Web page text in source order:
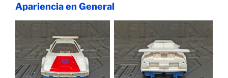
Apariencia en General